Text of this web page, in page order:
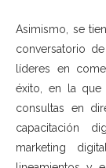
Asimismo, se
conversatorio
líderes en
éxito, en la que
consultas en
capacitación
marketing